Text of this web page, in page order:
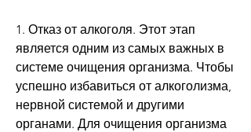
1. Отказ от алкоголя. Этот этап
является одним из самых важных в
системе очищения организма. Чтобы
успешно избавиться от алкоголизма,
нервной системой и другими
органами. Для очищения организма